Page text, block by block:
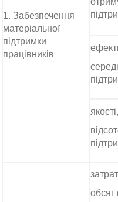
1. Забезпечення
матеріальної
підтримки
працівників
якості,
обсяг